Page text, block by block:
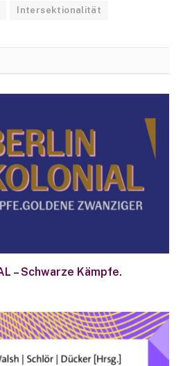
Intersektionalität
– Schwarze Kämpfe.